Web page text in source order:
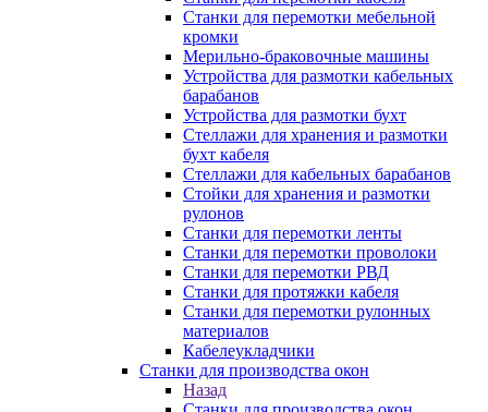
Станки для перемотки мебельной
кромки
Мерильно-браковочные машины
Устройства для размотки кабельных
барабанов
Устройства для размотки бухт
Стеллажи для хранения и размотки
бухт кабеля
Стеллажи для кабельных барабанов
Стойки для хранения и размотки
рулонов
Станки для перемотки ленты
Станки для перемотки проволоки
Станки для перемотки РВД
Станки для протяжки кабеля
Станки для перемотки рулонных
материалов
Кабелеукладчики
Станки для производства окон
Назад